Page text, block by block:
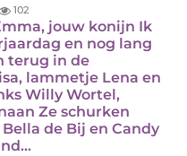
102
jouw konijn Ik
en nog lang
terug in de
lammetje Lena en
Willy Wortel,
Ze schurken
de Bij en Candy